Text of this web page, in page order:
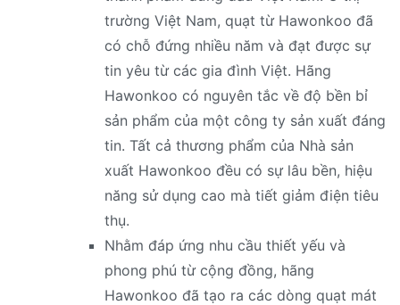
trường Việt Nam, quạt từ Hawonkoo đã
có chỗ đứng nhiều năm và đạt được sự
tin yêu từ các gia đình Việt. Hãng
Hawonkoo có nguyên tắc về độ bền bỉ
sản phẩm của một công ty sản xuất đáng
tin. Tất cả thương phẩm của Nhà sản
xuất Hawonkoo đều có sự lâu bền, hiệu
năng sử dụng cao mà tiết giảm điện tiêu
thụ.
Nhằm đáp ứng nhu cầu thiết yếu và
phong phú từ cộng đồng, hãng
Hawonkoo đã tạo ra các dòng quạt mát